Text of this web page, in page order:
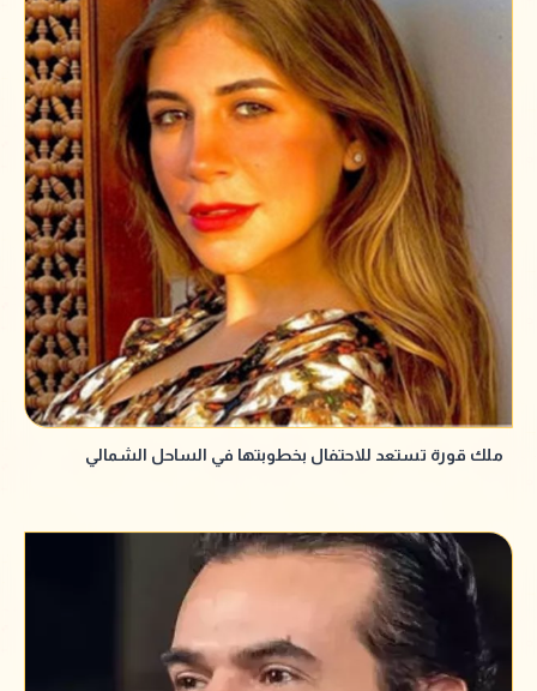
ملك قورة تستعد للاحتفال بخطوبتها في الساحل الشمالي